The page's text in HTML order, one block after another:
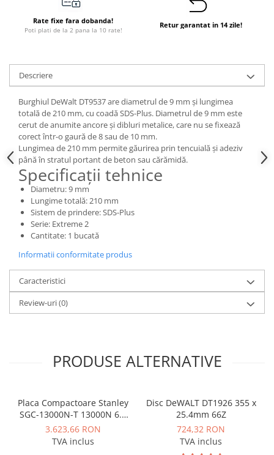
Unitati motocondensante
Sisteme evaporative de climatizare
Ventilatoare pentru tubulatura
Filtrare si odorizare aer
Recuperatoare de caldura
Accesorii echipamente de
ventilatie si climatizare
Instalatii de apa si canalizare
Alimentare cu apa
Canalizare interioara
Canalizare exterioara
Canalizare pluviala
Tevi PEHD gaz
Fitinguri gaz
Izolatii tehnice
Izolatii pentru tevi si conducte
Polistiren expandat
Vata minerala bazaltica
Rate fixe fara dobanda!
Poti plati de la 2 pana la 10 rate!
Retur garantat in 14 zile!
Descriere
Burghiul DeWalt DT9537 are diametrul de 9 mm și lungimea
totală de 210 mm, cu coadă SDS-Plus. Diametrul de 9 mm este
cerut de anumite ancore și dibluri metalice, care nu se fixează
corect într-o gaură de 8 sau de 10 mm.
Lungimea de 210 mm permite găurirea prin tencuială și adeziv
până în stratul portant de beton sau cărămidă.
Specificații tehnice
Diametru: 9 mm
Lungime totală: 210 mm
Sistem de prindere: SDS-Plus
Serie: Extreme 2
Cantitate: 1 bucată
Informatii conformitate produs
Caracteristici
Review-uri(0)
PRODUSE ALTERNATIVE
Placa Compactoare Stanley
SGC-13000N-T 13000N 6.5
CP 196cc
3.623,66 RON
TVA inclus
Disc DeWALT DT1926 355 x
25.4mm 66Z
724,32 RON
TVA inclus